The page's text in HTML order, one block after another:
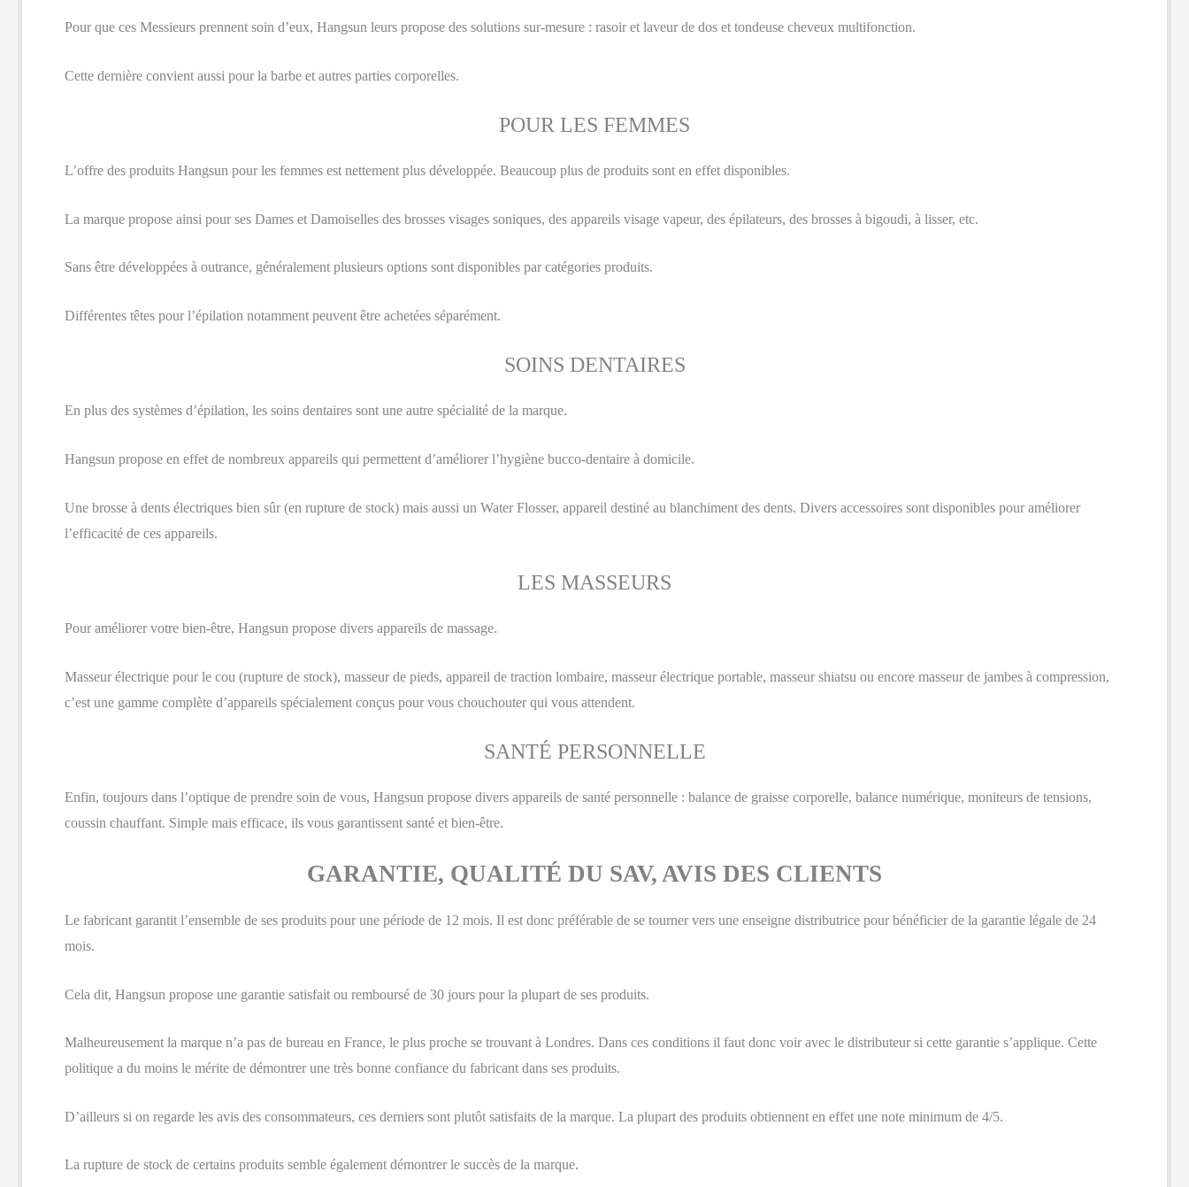
Pour que ces Messieurs prennent soin d’eux, Hangsun leurs propose des solutions sur-mesure : rasoir et laveur de dos et tondeuse cheveux multifonction.
Cette dernière convient aussi pour la barbe et autres parties corporelles.
POUR LES FEMMES
L’offre des produits Hangsun pour les femmes est nettement plus développée. Beaucoup plus de produits sont en effet disponibles.
La marque propose ainsi pour ses Dames et Damoiselles des brosses visages soniques, des appareils visage vapeur, des épilateurs, des brosses à bigoudi, à lisser, etc.
Sans être développées à outrance, généralement plusieurs options sont disponibles par catégories produits.
Différentes têtes pour l’épilation notamment peuvent être achetées séparément.
SOINS DENTAIRES
En plus des systèmes d’épilation, les soins dentaires sont une autre spécialité de la marque.
Hangsun propose en effet de nombreux appareils qui permettent d’améliorer l’hygiène bucco-dentaire à domicile.
Une brosse à dents électriques bien sûr (en rupture de stock) mais aussi un Water Flosser, appareil destiné au blanchiment des dents. Divers accessoires sont disponibles pour améliorer
l’efficacité de ces appareils.
LES MASSEURS
Pour améliorer votre bien-être, Hangsun propose divers appareils de massage.
Masseur électrique pour le cou (rupture de stock), masseur de pieds, appareil de traction lombaire, masseur électrique portable, masseur shiatsu ou encore masseur de jambes à compression,
c’est une gamme complète d’appareils spécialement conçus pour vous chouchouter qui vous attendent.
SANTÉ PERSONNELLE
Enfin, toujours dans l’optique de prendre soin de vous, Hangsun propose divers appareils de santé personnelle : balance de graisse corporelle, balance numérique, moniteurs de tensions,
coussin chauffant. Simple mais efficace, ils vous garantissent santé et bien-être.
GARANTIE, QUALITÉ DU SAV, AVIS DES CLIENTS
Le fabricant garantit l’ensemble de ses produits pour une période de 12 mois. Il est donc préférable de se tourner vers une enseigne distributrice pour bénéficier de la garantie légale de 24
mois.
Cela dit, Hangsun propose une garantie satisfait ou remboursé de 30 jours pour la plupart de ses produits.
Malheureusement la marque n’a pas de bureau en France, le plus proche se trouvant à Londres. Dans ces conditions il faut donc voir avec le distributeur si cette garantie s’applique. Cette
politique a du moins le mérite de démontrer une très bonne confiance du fabricant dans ses produits.
D’ailleurs si on regarde les avis des consommateurs, ces derniers sont plutôt satisfaits de la marque. La plupart des produits obtiennent en effet une note minimum de 4/5.
La rupture de stock de certains produits semble également démontrer le succès de la marque.